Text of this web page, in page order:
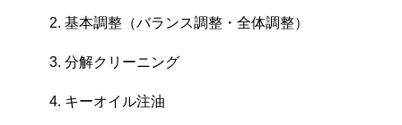
基本調整（バランス調整・全体調整）
分解クリーニング
キーオイル注油